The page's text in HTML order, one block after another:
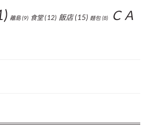
離島(9) 食堂(12) 飯店(15) 麵包 (8)
ＣＡ